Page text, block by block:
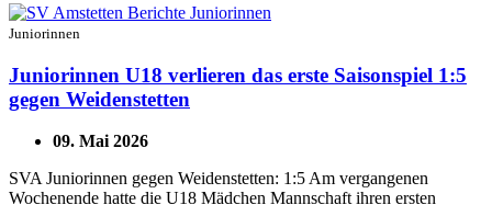
Juniorinnen
Juniorinnen U18 verlieren das erste Saisonspiel 1:5
gegen Weidenstetten
09. Mai 2026
SVA Juniorinnen gegen Weidenstetten: 1:5 Am vergangenen
Wochenende hatte die U18 Mädchen Mannschaft ihren ersten